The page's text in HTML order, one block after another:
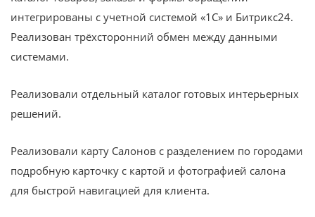
интегрированы с учетной системой «1С» и Битрикс24.
Реализован трёхсторонний обмен между данными
системами.
Реализовали отдельный каталог готовых интерьерных
решений.
Реализовали карту Салонов с разделением по городами
подробную карточку с картой и фотографией салона
для быстрой навигацией для клиента.